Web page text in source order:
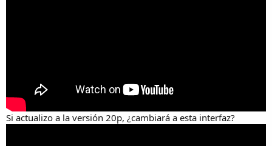
Si actualizo a la versión 20p, ¿cambiará a esta interfaz?